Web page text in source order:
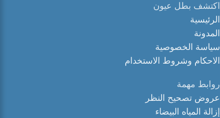
اكتشف بطل عيون
الرئيسية
المدونة
سياسة الخصوصية
الاحكام وشروط الاستخدام
روابط مهمة
عروض تصحيح النظر
إزالة المياه البيضاء